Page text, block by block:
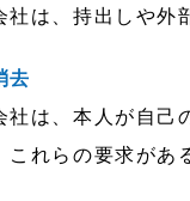
社は、持出しや外
去
社は、本人が自
これらの要求があ